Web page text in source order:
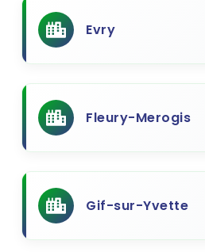
Evry
Fleury-Merogis
Gif-sur-Yvette